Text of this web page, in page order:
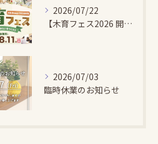
2026/07/22
【木育フェス2026 開催のお知らせ】
2026/07/03
臨時休業のお知らせ